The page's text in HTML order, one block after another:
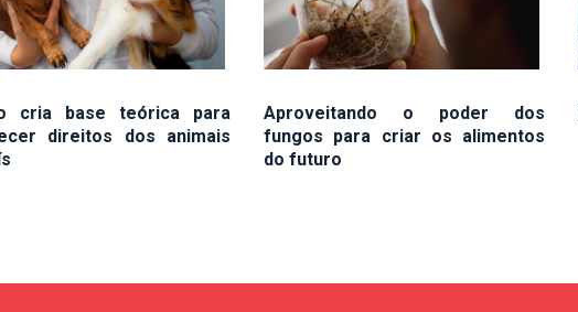
cria base teórica para
direitos dos animais
Aproveitando o poder dos
fungos para criar os alimentos
do futuro